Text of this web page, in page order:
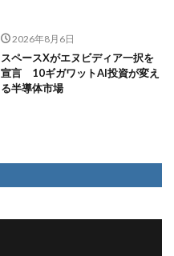
2026年8月6日
スペースXがエヌビディア一択を
宣言 10ギガワットAI投資が変え
る半導体市場